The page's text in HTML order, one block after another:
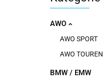
AWO
AWO SPORT
AWO TOUREN
BMW / EMW